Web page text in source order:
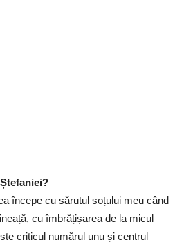
începe cu sărutul soțului meu când
cu îmbrățișarea de la micul
criticul numărul unu și centrul